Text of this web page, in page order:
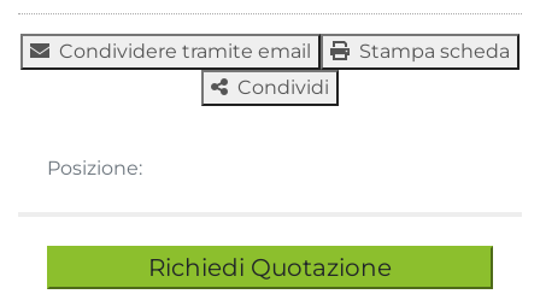
Condividere tramite email
Stampa scheda
Condividi
Posizione:
Richiedi Quotazione